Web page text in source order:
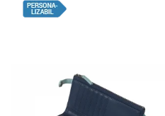
Destinatari